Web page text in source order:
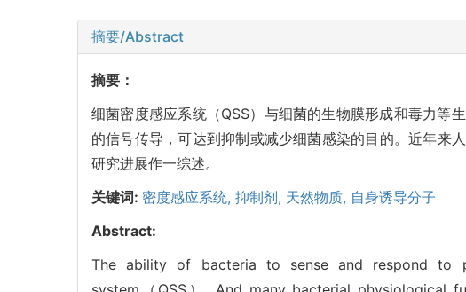
摘要/Abstract
摘要：
细菌密度感应系统（QSS）与细菌的生物膜形成和毒力等
的信号传导，可达到抑制或减少细菌感染的目的。近年来
研究进展作一综述。
关键词: 密度感应系统, 抑制剂, 天然物质, 自身诱导分子
Abstract:
The ability of bacteria to sense and respond to